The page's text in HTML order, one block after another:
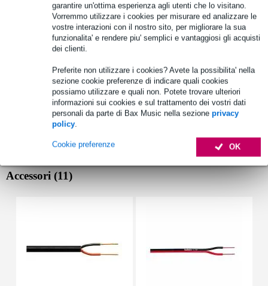
garantire un'ottima esperienza agli utenti che lo visitano.
Vorremmo utilizzare i cookies per misurare ed analizzare le
vostre interazioni con il nostro sito, per migliorare la sua
funzionalita' e rendere piu' semplici e vantaggiosi gli acquisti
dei clienti.
Preferite non utilizzare i cookies? Avete la possibilita' nella
sezione cookie preferenze di indicare quali cookies
possiamo utilizzare e quali non. Potete trovare ulteriori
informazioni sui cookies e sul trattamento dei vostri dati
personali da parte di Bax Music nella sezione privacy
policy.
OK
Cookie preferenze
Vedi anche (1)
Accessori (11)